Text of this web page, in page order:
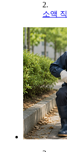
2.
소액